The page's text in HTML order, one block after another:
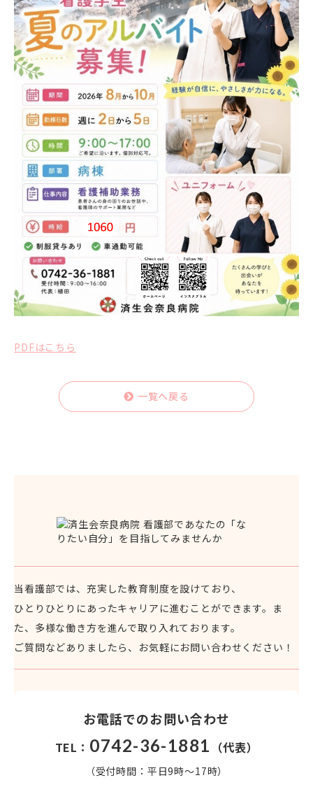
PDFはこちら
一覧へ戻る
当看護部では、充実した教育制度を設けており、
ひとりひとりにあったキャリアに進むことができます。 ま
た、多様な働き方を進んで取り入れております。
ご質問などありましたら、お気軽にお問い合わせください！
お電話でのお問い合わせ
TEL： 0742-36-1881 （代表）
（受付時間：平日9時～17時）